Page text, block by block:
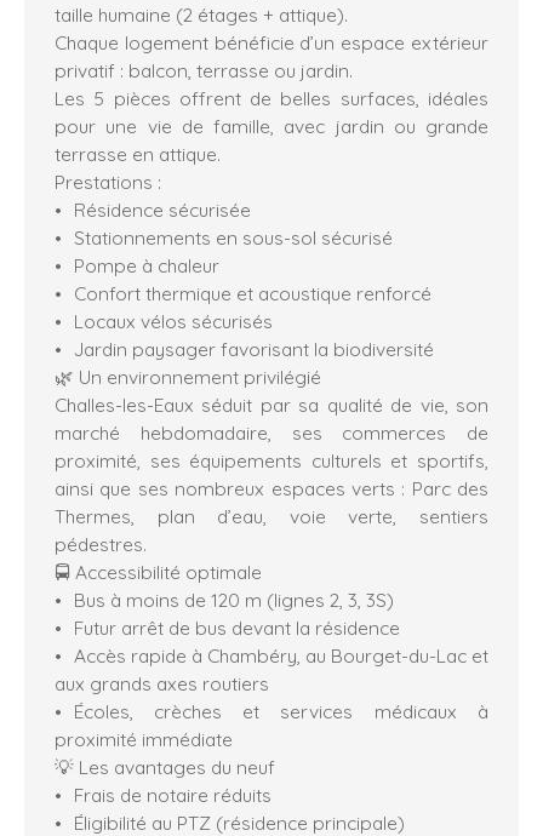
taille humaine (2 étages + attique).
Chaque logement bénéficie d’un espace extérieur
privatif : balcon, terrasse ou jardin.
Les 5 pièces offrent de belles surfaces, idéales
pour une vie de famille, avec jardin ou grande
terrasse en attique.
Prestations :
Résidence sécurisée
Stationnements en sous-sol sécurisé
Pompe à chaleur
Confort thermique et acoustique renforcé
Locaux vélos sécurisés
Jardin paysager favorisant la biodiversité
🌿 Un environnement privilégié
Challes-les-Eaux séduit par sa qualité de vie, son
marché hebdomadaire, ses commerces de
proximité, ses équipements culturels et sportifs,
ainsi que ses nombreux espaces verts : Parc des
Thermes, plan d’eau, voie verte, sentiers
pédestres.
🚍 Accessibilité optimale
Bus à moins de 120 m (lignes 2, 3, 3S)
Futur arrêt de bus devant la résidence
Accès rapide à Chambéry, au Bourget-du-Lac et
aux grands axes routiers
Écoles, crèches et services médicaux à
proximité immédiate
💡 Les avantages du neuf
Frais de notaire réduits
Éligibilité au PTZ (résidence principale)